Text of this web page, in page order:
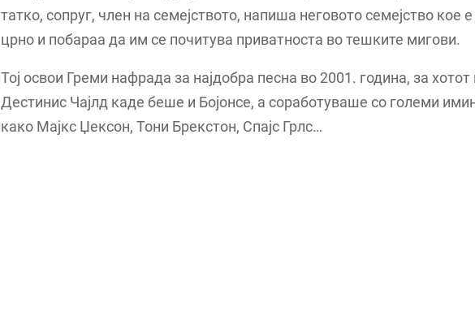
татко, сопруг, член на семејството, напиша неговото семејство кое
црно и побараа да им се почитува приватноста во тешките мигови.
Тој освои Греми нафрада за најдобра песна во 2001. година, за хотот
Дестинис Чајлд каде беше и Бојонсе, а соработуваше со големи
како Мајкс Џексон, Тони Брекстон, Спајс Грлс…